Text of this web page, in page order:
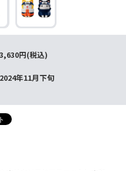
3,630円(税込)
2024年11月下旬